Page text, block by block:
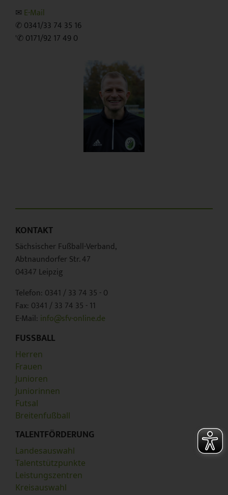
✉︎ E-Mail
✆ 0341/33 74 35 16
'✆ 0171/92 17 49 0
KONTAKT
Sächsischer Fußball-Verband,
Abtnaundorfer Str. 47
04347 Leipzig
Telefon: 0341 / 33 74 35 - 0
Fax: 0341 / 33 74 35 - 11
E-Mail: info@sfv-online.de
FUSSBALL
Herren
Frauen
Junioren
Juniorinnen
Futsal
Breitenfußball
TALENTFÖRDERUNG
Landesauswahl
Talentstützpunkte
Leistungszentren
Kreisauswahl